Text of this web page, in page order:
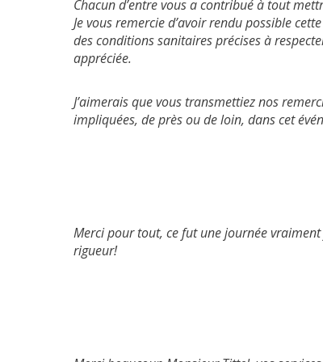
Chacun d’entre vous a contribué à tout
Je vous remercie d’avoir rendu possible
des conditions sanitaires précises à
appréciée.
J’aimerais que vous transmettiez nos
impliquées, de près ou de loin, dans cet
Merci pour tout, ce fut une journée
rigueur!